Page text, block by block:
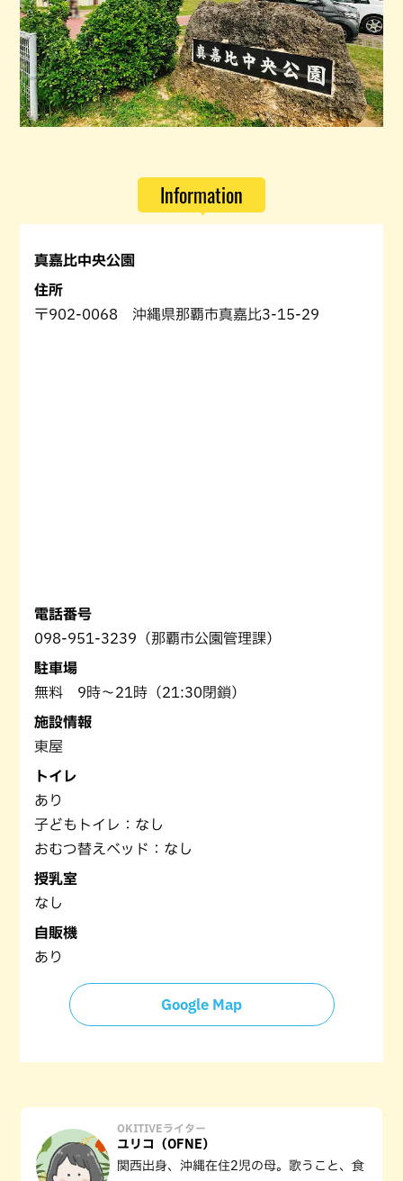
Information
真嘉比中央公園
住所
〒902-0068 沖縄県那覇市真嘉比3-15-29
電話番号
098-951-3239（那覇市公園管理課）
駐車場
無料 9時〜21時（21:30閉鎖）
施設情報
東屋
トイレ
あり
子どもトイレ：なし
おむつ替えベッド：なし
授乳室
なし
自販機
あり
Google Map
OKITIVEライター
ユリコ（OFNE）
関西出身、沖縄在住2児の母。歌うこと、食